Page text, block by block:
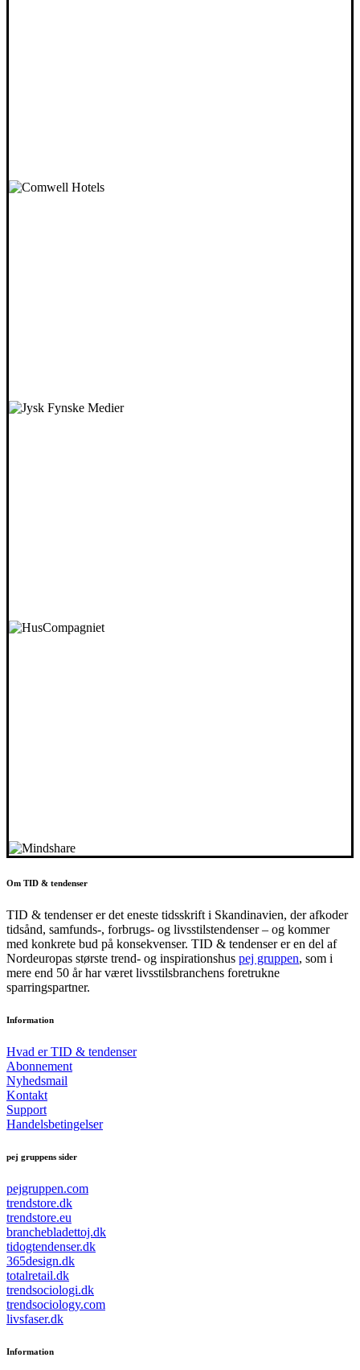
Om TID & tendenser
TID & tendenser er det eneste tidsskrift i Skandinavien, der afkoder
tidsånd, samfunds-, forbrugs- og livsstilstendenser – og kommer
med konkrete bud på konsekvenser. TID & tendenser er en del af
Nordeuropas største trend- og inspirationshus pej gruppen, som i
mere end 50 år har været livsstilsbranchens foretrukne
sparringspartner.
Information
Hvad er TID & tendenser
Abonnement
Nyhedsmail
Kontakt
Support
Handelsbetingelser
pej gruppens sider
pejgruppen.com
trendstore.dk
trendstore.eu
branchebladettoj.dk
tidogtendenser.dk
365design.dk
totalretail.dk
trendsociologi.dk
trendsociology.com
livsfaser.dk
Information